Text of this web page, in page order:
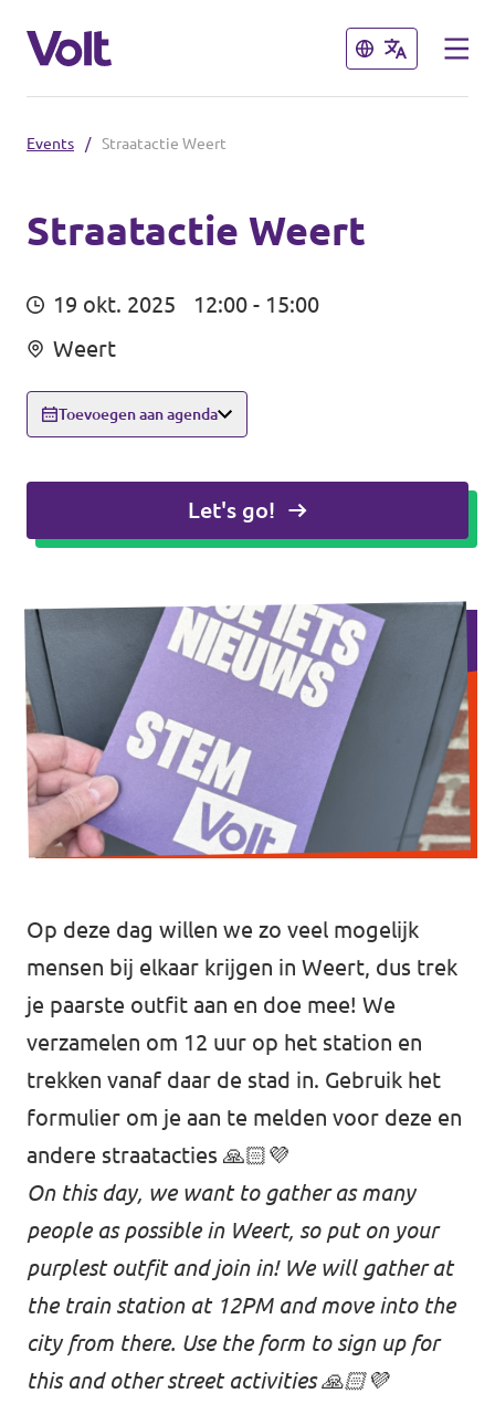
Sluiten
Afdelingen in de gemeenten
Volt Amsterdam
Volt Delft
Volt Provincie Utrecht
...alle Volt provincies
Sluiten
Mensen
Agenda
Doneer
Word lid
Word actief
Werken bij Volt
Contact
Sprekersaanvraag
Charge - Wetenschappelijk Platform Volt
Events / Straatactie Weert
Straatactie Weert
19 okt. 2025
12:00 - 15:00
Weert
Toevoegen aan agenda
Let's go!
Op deze dag willen we zo veel mogelijk
mensen bij elkaar krijgen in Weert, dus trek
je paarste outfit aan en doe mee! We
verzamelen om 12 uur op het station en
trekken vanaf daar de stad in. Gebruik het
formulier om je aan te melden voor deze en
andere straatacties 🙏🏻💜
On this day, we want to gather as many
people as possible in Weert, so put on your
purplest outfit and join in! We will gather at
the train station at 12PM and move into the
city from there. Use the form to sign up for
this and other street activities 🙏🏻💜